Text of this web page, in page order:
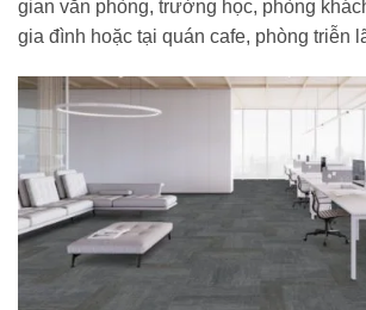
gian văn phòng, trường học, phòng
gia đình hoặc tại quán cafe, phòng triễn